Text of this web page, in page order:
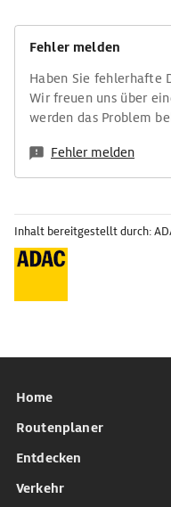
Fehler melden
Haben Sie fehlerhafte
Wir freuen uns über
werden das Problem
Fehler melden
Inhalt bereitgestellt durch:
Home
Routenplaner
Entdecken
Verkehr